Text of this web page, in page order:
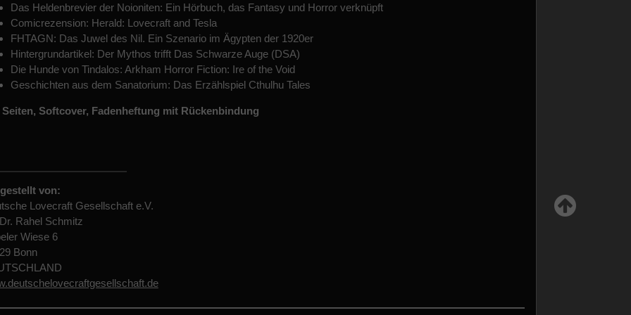
Das Heldenbrevier der Noioniten: Ein Hörbuch, das Fantasy und Horror verknüpft
Comicrezension: Herald: Lovecraft and Tesla
FHTAGN: Das Juwel des Nil. Ein Szenario im Ägypten der 1920er
Hintergrundartikel: Der Mythos trifft Das Schwarze Auge (DSA)
Die Hunde von Tindalos: Arkham Horror Fiction: Ire of the Void
Geschichten aus dem Sanatorium: Das Erzählspiel Cthulhu Tales
Seiten, Softcover, Fadenheftung mit Rückenbindung
von:
Lovecraft Gesellschaft e.V.
Rahel Schmitz
Wiese 6
Bonn